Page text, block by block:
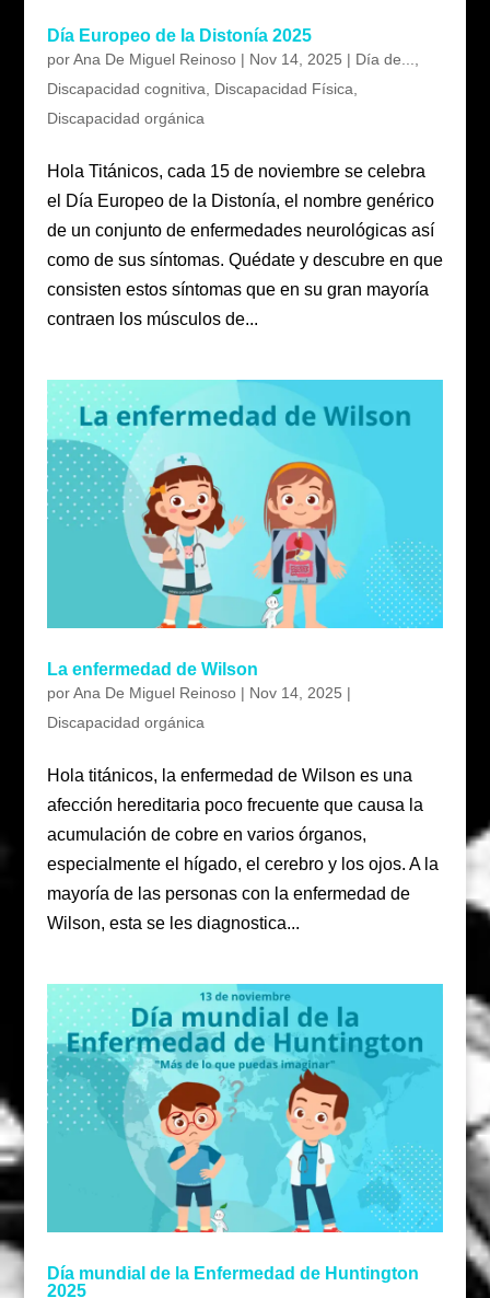
Día Europeo de la Distonía 2025
porAna De Miguel Reinoso| Nov 14, 2025 | Día de...,
Discapacidad cognitiva, Discapacidad Física,
Discapacidad orgánica
Hola Titánicos, cada 15 de noviembre se celebra
el Día Europeo de la Distonía, el nombre genérico
de un conjunto de enfermedades neurológicas así
como de sus síntomas. Quédate y descubre en que
consisten estos síntomas que en su gran mayoría
contraen los músculos de...
La enfermedad de Wilson
porAna De Miguel Reinoso| Nov 14, 2025 |
Discapacidad orgánica
Hola titánicos, la enfermedad de Wilson es una
afección hereditaria poco frecuente que causa la
acumulación de cobre en varios órganos,
especialmente el hígado, el cerebro y los ojos. A la
mayoría de las personas con la enfermedad de
Wilson, esta se les diagnostica...
Día mundial de la Enfermedad de Huntington
2025